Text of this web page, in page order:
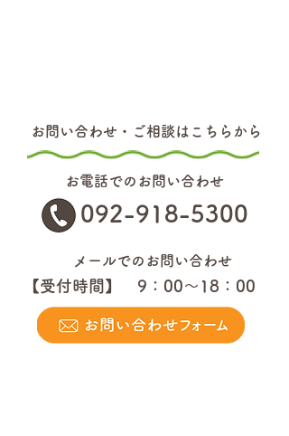
お問い合わせ・ご相談はこちらから
お電話でのお問い合わせ
092-918-5300
メールでのお問い合わせ
【受付時間】 9：00～18：00